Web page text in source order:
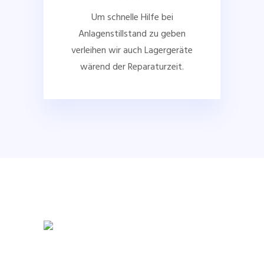
Um schnelle Hilfe bei
Anlagenstillstand zu geben
verleihen wir auch Lagergeräte
wärend der Reparaturzeit.